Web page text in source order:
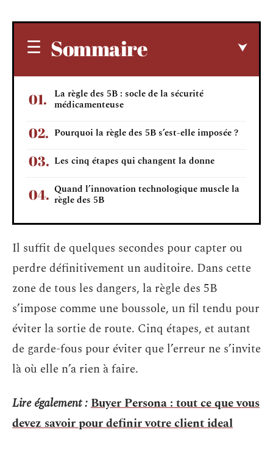
Sommaire
La règle des 5B : socle de la sécurité
médicamenteuse
Pourquoi la règle des 5B s’est-elle imposée ?
Les cinq étapes qui changent la donne
Quand l’innovation technologique muscle la
règle des 5B
Il suffit de quelques secondes pour capter ou
perdre définitivement un auditoire. Dans cette
zone de tous les dangers, la règle des 5B
s’impose comme une boussole, un fil tendu pour
éviter la sortie de route. Cinq étapes, et autant
de garde-fous pour éviter que l’erreur ne s’invite
là où elle n’a rien à faire.
Lire également :Buyer Persona : tout ce que vous
devez savoir pour definir votre client ideal